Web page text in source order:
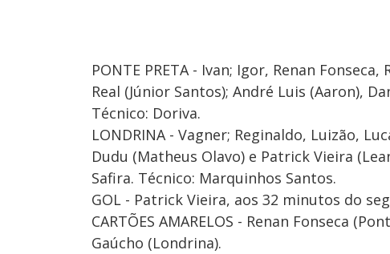
PONTE PRETA - Ivan; Igor, Renan
Real (Júnior Santos); André Luis (Aaron),
Técnico: Doriva.
LONDRINA - Vagner; Reginaldo, Luizão,
Dudu (Matheus Olavo) e Patrick Vieira
Safira. Técnico: Marquinhos Santos.
GOL - Patrick Vieira, aos 32 minutos do
CARTÕES AMARELOS - Renan Fonseca
Gaúcho (Londrina).